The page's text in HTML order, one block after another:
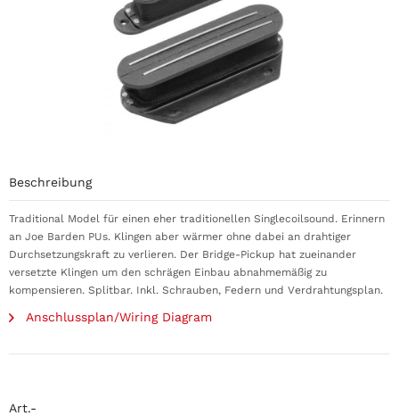
Art.-
Beschreibung
Traditional Model für einen eher traditionellen Singlecoilsound. Erinnern
an Joe Barden PUs. Klingen aber wärmer ohne dabei an drahtiger
Durchsetzungskraft zu verlieren. Der Bridge-Pickup hat zueinander
versetzte Klingen um den schrägen Einbau abnahmemäßig zu
kompensieren. Splitbar. Inkl. Schrauben, Federn und Verdrahtungsplan.
Anschlussplan/Wiring Diagram